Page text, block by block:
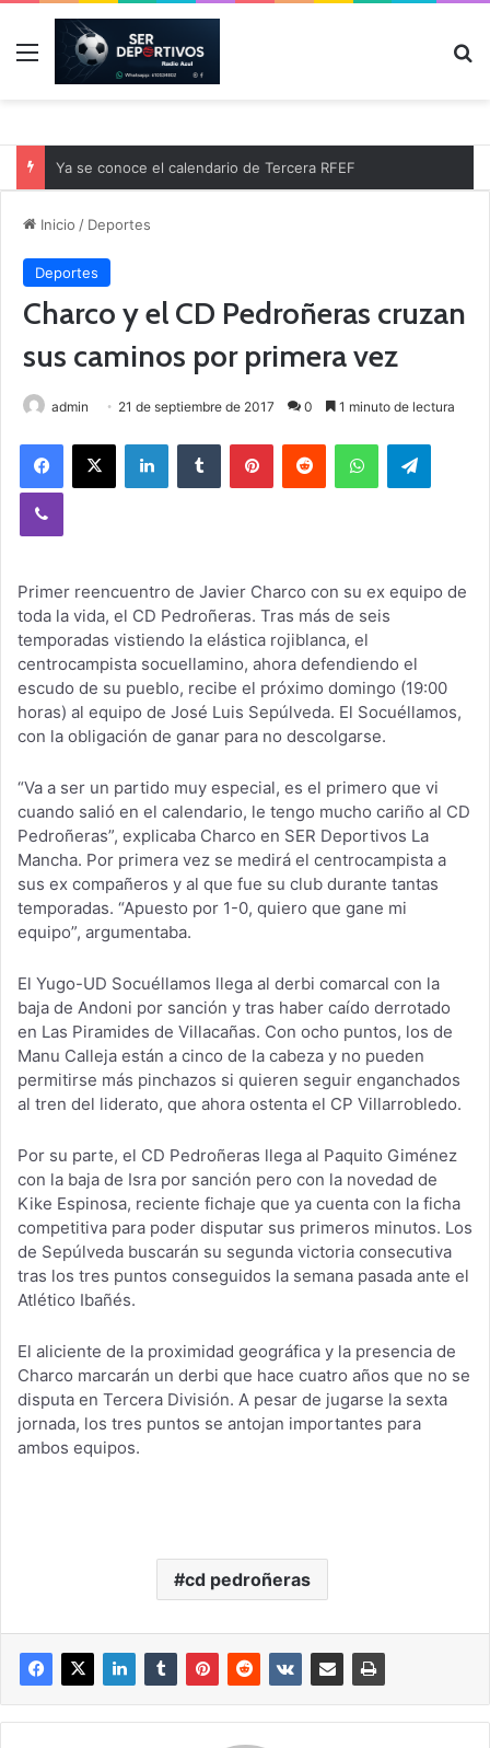
Menú
Ya se conoce el calendario de Tercera RFEF
Inicio / Deportes
Deportes
Charco y el CD Pedroñeras cruzan
sus caminos por primera vez
admin 21 de septiembre de 2017 0 1 minuto de lectura
Primer reencuentro de Javier Charco con su ex equipo de
toda la vida, el CD Pedroñeras. Tras más de seis
temporadas vistiendo la elástica rojiblanca, el
centrocampista socuellamino, ahora defendiendo el
escudo de su pueblo, recibe el próximo domingo (19:00
horas) al equipo de José Luis Sepúlveda. El Socuéllamos,
con la obligación de ganar para no descolgarse.
“Va a ser un partido muy especial, es el primero que vi
cuando salió en el calendario, le tengo mucho cariño al CD
Pedroñeras”, explicaba Charco en SER Deportivos La
Mancha. Por primera vez se medirá el centrocampista a
sus ex compañeros y al que fue su club durante tantas
temporadas. “Apuesto por 1-0, quiero que gane mi
equipo”, argumentaba.
El Yugo-UD Socuéllamos llega al derbi comarcal con la
baja de Andoni por sanción y tras haber caído derrotado
en Las Piramides de Villacañas. Con ocho puntos, los de
Manu Calleja están a cinco de la cabeza y no pueden
permitirse más pinchazos si quieren seguir enganchados
al tren del liderato, que ahora ostenta el CP Villarrobledo.
Por su parte, el CD Pedroñeras llega al Paquito Giménez
con la baja de Isra por sanción pero con la novedad de
Kike Espinosa, reciente fichaje que ya cuenta con la ficha
competitiva para poder disputar sus primeros minutos. Los
de Sepúlveda buscarán su segunda victoria consecutiva
tras los tres puntos conseguidos la semana pasada ante el
Atlético Ibañés.
El aliciente de la proximidad geográfica y la presencia de
Charco marcarán un derbi que hace cuatro años que no se
disputa en Tercera División. A pesar de jugarse la sexta
jornada, los tres puntos se antojan importantes para
ambos equipos.
cd pedroñeras